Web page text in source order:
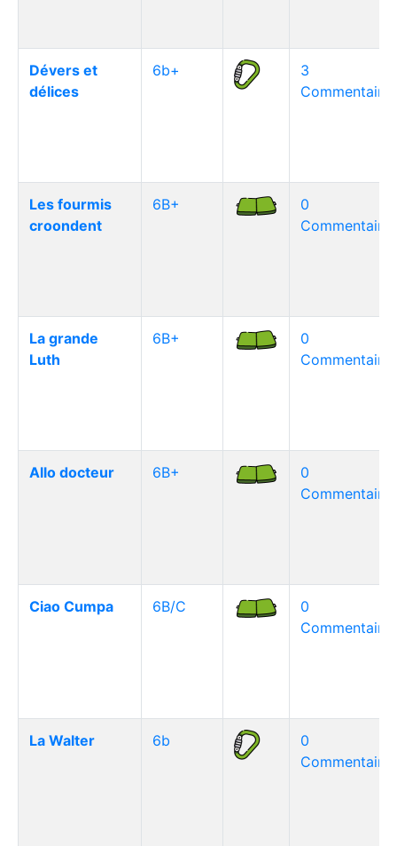
Dévers et
délices
6b+
3
Les fourmis
croondent
6B+
0
La grande
Luth
6B+
0
Allo docteur 6B+
0
Ciao Cumpa 6B/C
0
La Walter 6b
0